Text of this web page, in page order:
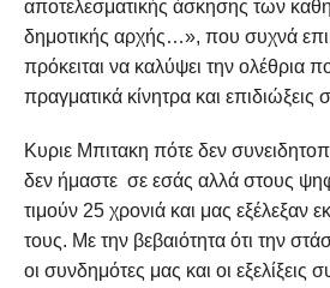
αποτελεσματικής άσκησης των
δημοτικής αρχής…», που συχνά
πρόκειται να καλύψει την ολέθρια
πραγματικά κίνητρα και επιδιώξεις
Κυριε Μπιτακη πότε δεν
δεν ήμαστε σε εσάς αλλά στους
τιμούν 25 χρονιά και μας εξέλεξαν
τους. Με την βεβαιότητα ότι την
οι συνδημότες μας και οι εξελίξεις